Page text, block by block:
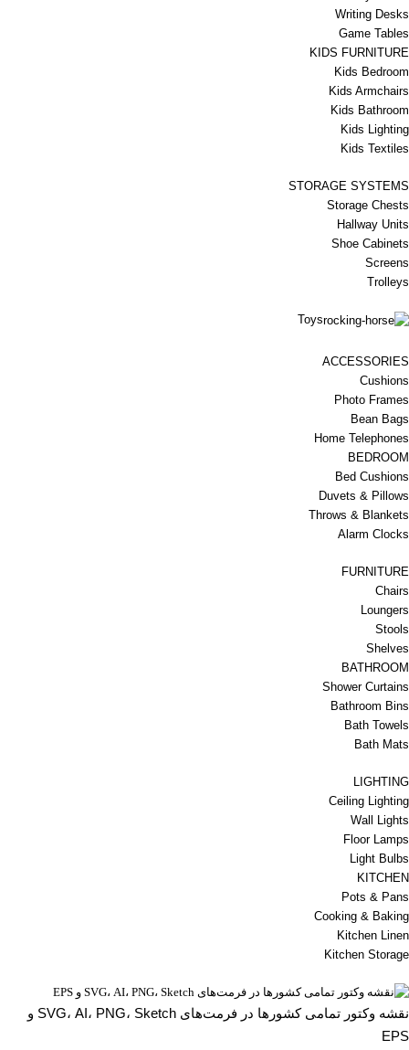
Writing Desks
Game Tables
KIDS FURNITURE
Kids Bedroom
Kids Armchairs
Kids Bathroom
Kids Lighting
Kids Textiles
STORAGE SYSTEMS
Storage Chests
Hallway Units
Shoe Cabinets
Screens
Trolleys
Toys
ACCESSORIES
Cushions
Photo Frames
Bean Bags
Home Telephones
BEDROOM
Bed Cushions
Duvets & Pillows
Throws & Blankets
Alarm Clocks
FURNITURE
Chairs
Loungers
Stools
Shelves
BATHROOM
Shower Curtains
Bathroom Bins
Bath Towels
Bath Mats
LIGHTING
Ceiling Lighting
Wall Lights
Floor Lamps
Light Bulbs
KITCHEN
Pots & Pans
Cooking & Baking
Kitchen Linen
Kitchen Storage
نقشه وکتور تمامی کشورها در فرمت‌های SVG، AI، PNG، Sketch و
EPS